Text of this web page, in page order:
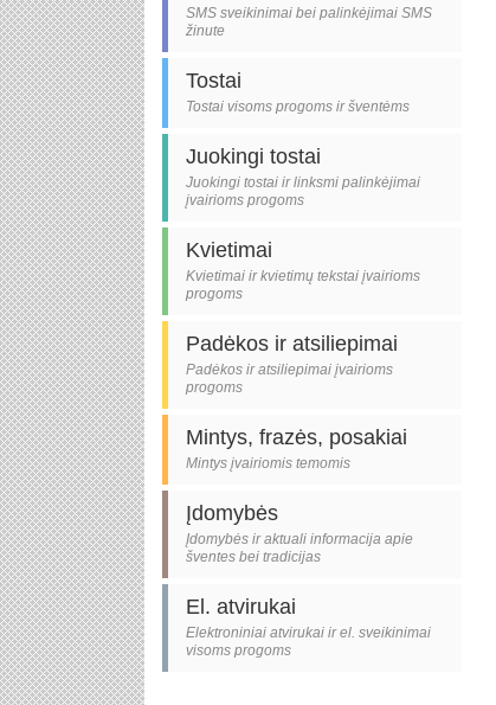
SMS sveikinimai bei palinkėjimai SMS
žinute
Tostai
Tostai visoms progoms ir šventėms
Juokingi tostai
Juokingi tostai ir linksmi palinkėjimai
įvairioms progoms
Kvietimai
Kvietimai ir kvietimų tekstai įvairioms
progoms
Padėkos ir atsiliepimai
Padėkos ir atsiliepimai įvairioms
progoms
Mintys, frazės, posakiai
Mintys įvairiomis temomis
Įdomybės
Įdomybės ir aktuali informacija apie
šventes bei tradicijas
El. atvirukai
Elektroniniai atvirukai ir el. sveikinimai
visoms progoms